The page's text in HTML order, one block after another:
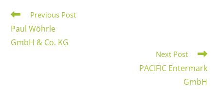
Previous Post
Paul Wöhrle
GmbH & Co. KG
Next Post
PACIFIC Entermark
GmbH